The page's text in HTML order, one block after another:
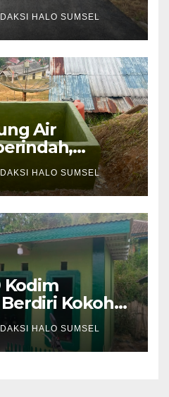
03 Tuntas
Nyata
Warga
HALO SUMSEL
Air
TMMD Ke-
Cianjur
HALO SUMSEL
Kodim
Kokoh
Rumah
HALO SUMSEL